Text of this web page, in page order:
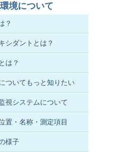
境について
？
シダントとは？
は？
ついてもっと知りたい
視システムについて
置・名称・測定項目
様子